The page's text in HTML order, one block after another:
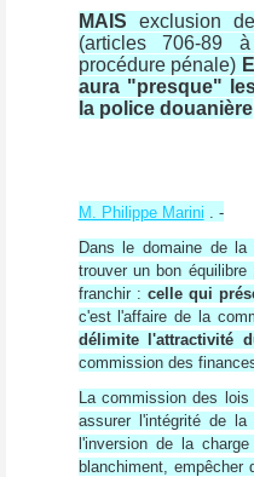
MAIS exclusion
(articles 706-89
procédure pénale)
aura "presque"
la police douanière
M. Philippe Marini . -
Dans le domaine de
trouver un bon
franchir : celle qui
c'est l'affaire de la
délimite l'attractivité
commission des
La commission des
assurer l'intégrité de la
l'inversion de la
blanchiment,